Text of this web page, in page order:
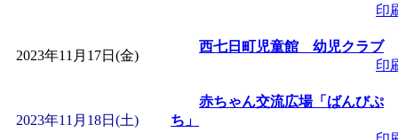
印
2023年11月17日(金)
西七日町児童館 幼児クラブ
印
2023年11月18日(土)
赤ちゃん交流広場「ばんびぷ
ち」